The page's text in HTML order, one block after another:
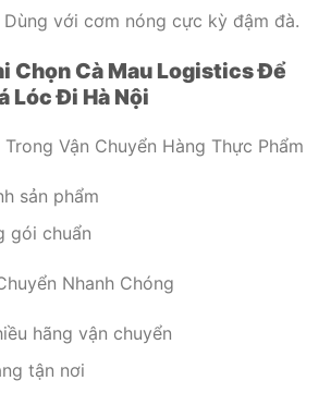
với cơm nóng cực kỳ đậm đà.
Chọn Cà Mau Logistics Để
Lóc Đi Hà Nội
Vận Chuyển Hàng Thực Phẩm
sản phẩm
gói chuẩn
Nhanh Chóng
hãng vận chuyển
tận nơi